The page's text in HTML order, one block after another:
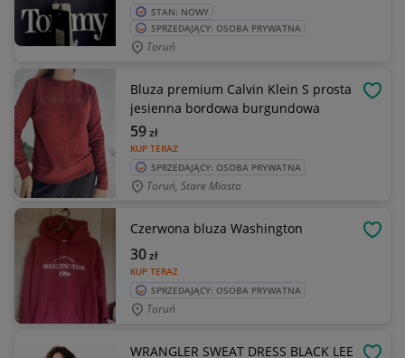
STAN: NOWY
SPRZEDAJĄCY: OSOBA PRYWATNA
Toruń
Bluza premium Calvin Klein S prosta
jesienna bordowa burgundowa
KUP TERAZ
59zł
SPRZEDAJĄCY: OSOBA PRYWATNA
Toruń, Stare Miasto
Czerwona bluza Washington
KUP TERAZ
30zł
SPRZEDAJĄCY: OSOBA PRYWATNA
Toruń
WRANGLER SWEAT DRESS BLACK LEE